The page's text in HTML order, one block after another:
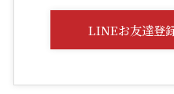
LINEお友達登